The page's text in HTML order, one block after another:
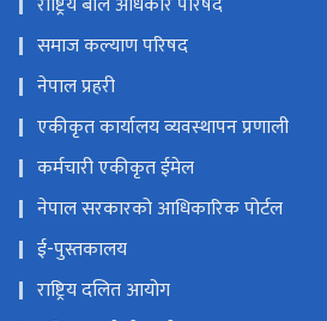
राष्ट्रिय दलित आयोग
राष्ट्रिय समावेशी आयोग
आदिवासी जनजाति आयोग
मधेशी आयोग
थारू आयोग
मुस्लिम आयोग
आदिवासी जनजाति उत्थान राष्ट्रिय प्रतिष्ठान
राष्ट्रिय प्राकृतिक स्रोत तथा वित्त आयोग